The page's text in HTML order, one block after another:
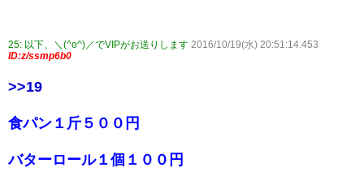
25: 以下、＼(^o^)／でVIPがお送りします 2016/10/19(水) 20:51:14.453
ID:z/ssmp6b0
>>19
食パン１斤５００円
バターロール１個１００円